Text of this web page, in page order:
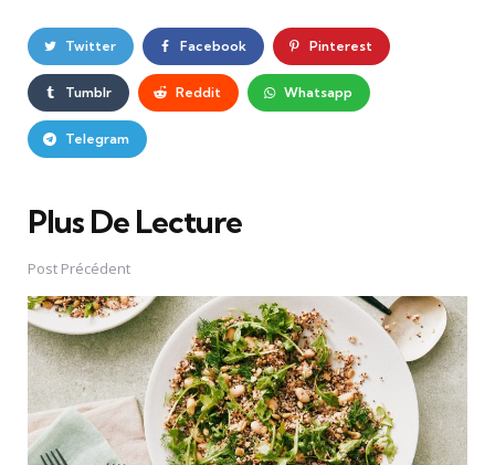
Twitter Facebook Pinterest
Tumblr Reddit Whatsapp
Telegram
Plus De Lecture
Post
navigation
Post Précédent